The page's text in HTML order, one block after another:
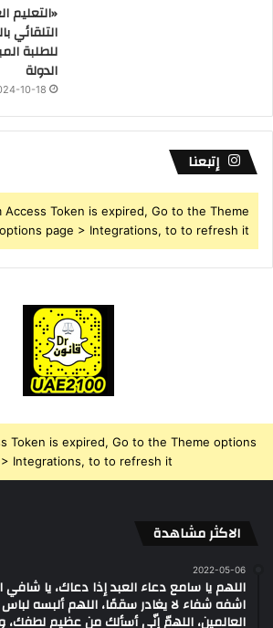
«التعليم
التلقائي
للطلبة
الدولة
10-18
إتبعنا
Access Token is expired, Go to the Theme
options page > Integrations, to to refresh it.
Token is expired, Go to the Theme options
Integrations, to to refresh it.
الاكثر مشاهدة
2022-05-06
اللهم يا سامع دعاء العبد إذا دعاك، يا شافي
اشفه شفاء لا يغادر سقمًا، اللهم ألبسه
العالمين، اللهمّ إنّي أسألك من عظيم لطفك،